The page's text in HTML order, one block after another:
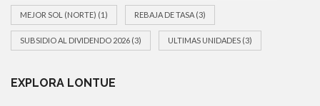
MEJOR SOL (NORTE) (1) REBAJA DE TASA (3)
SUBSIDIO AL DIVIDENDO 2026 (3) ULTIMAS UNIDADES (3)
EXPLORA LONTUE